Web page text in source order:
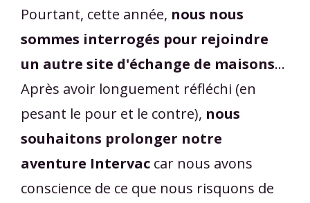
Pourtant, cette année, nous nous
sommes interrogés pour rejoindre
un autre site d'échange de maisons...
Après avoir longuement réfléchi (en
pesant le pour et le contre), nous
souhaitons prolonger notre
aventure Intervac car nous avons
conscience de ce que nous risquons de